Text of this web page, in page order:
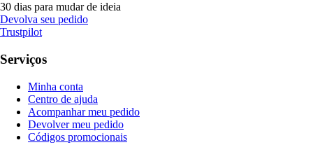
30 dias para mudar de ideia
Devolva seu pedido
Trustpilot
Serviços
Minha conta
Centro de ajuda
Acompanhar meu pedido
Devolver meu pedido
Códigos promocionais